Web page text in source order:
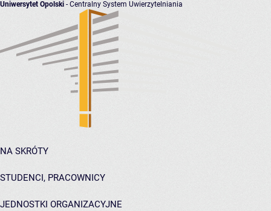
Uniwersytet Opolski - Centralny System Uwierzytelniania
NA SKRÓTY
STUDENCI, PRACOWNICY
JEDNOSTKI ORGANIZACYJNE